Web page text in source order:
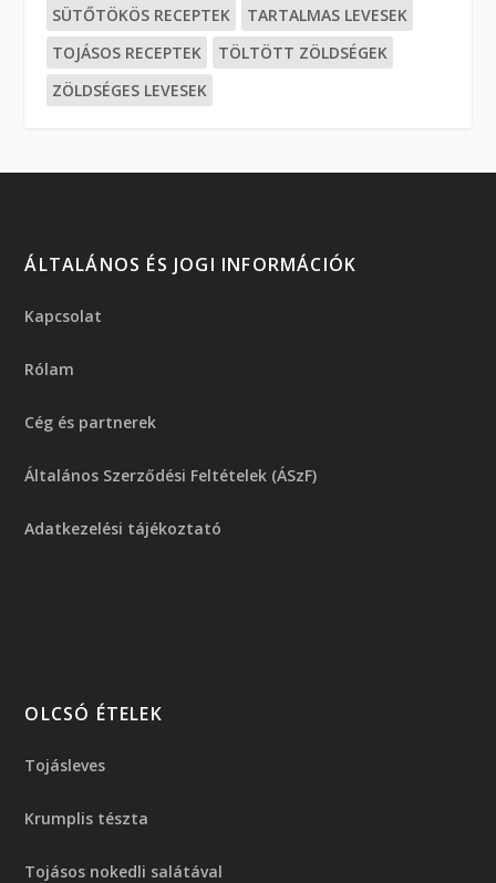
SÜTŐTÖKÖS RECEPTEK
TARTALMAS LEVESEK
TOJÁSOS RECEPTEK
TÖLTÖTT ZÖLDSÉGEK
ZÖLDSÉGES LEVESEK
ÁLTALÁNOS ÉS JOGI INFORMÁCIÓK
Kapcsolat
Rólam
Cég és partnerek
Általános Szerződési Feltételek (ÁSzF)
Adatkezelési tájékoztató
OLCSÓ ÉTELEK
Tojásleves
Krumplis tészta
Tojásos nokedli salátával